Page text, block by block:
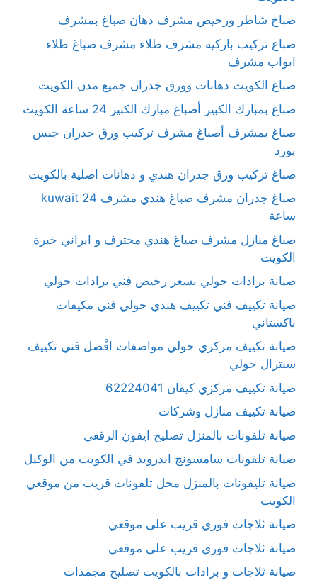
صباخ شاطر ورخيص مشرف دهان صباغ بمشرف
صباع تركيب باركيه مشرف طلاء مشرف صباغ طلاء
ابواب مشرف
صباغ الكويت دهانات وورق جدران جميع مدن الكويت
صباغ بمبارك الكبير أصباغ مبارك الكبير 24 ساعة الكويت
صباغ بمشرف أصباغ مشرف تركيب ورق جدران جبس
بورد
صباغ تركيب ورق جدران هندي و دهانات اصلية بالكويت
صباغ جدران مشرف صباغ هندي مشرف kuwait 24
ساعة
صباغ منازل مشرف صباغ هندي محترف و ايراني خبرة
الكويت
صيانة برادات حولي بسعر رخيص فني برادات حولي
صيانة تكييف فني تكييف هندي حولي فني مكيفات
باكستاني
صيانة تكييف مركزي حولي مواصفات افْضل فني تكييف
سنترال حولي
صيانة تكييف مركزي كيفان 62224041
صيانة تكييف منازل وشركات
صيانة تلفونات بالمنزل تصليح ايفون الرقعي
صيانة تلفونات سامسونج اندرويد في الكويت من الوكيل
صيانة تليفونات بالمنزل محل تلفونات قريب من موقعي
الكويت
صيانة ثلاجات فوري قريب على موقعي
صيانة ثلاجات فوري قريب على موقعي
صيانة ثلاجات و برادات بالكويت تصليح مجمدات